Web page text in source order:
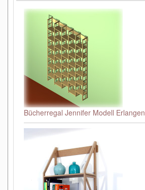
Bücherregal Jennifer Modell Erlangen